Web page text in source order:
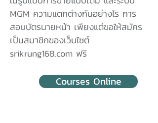
MGM ความแตกต่างกันอย่างไร การ
สอบบัตรนายหน้า เพียงแต่ขอให้สมัคร
เป็นสมาชิกของเว็บไซต์
srikrung168.com ฟรี
Courses Online